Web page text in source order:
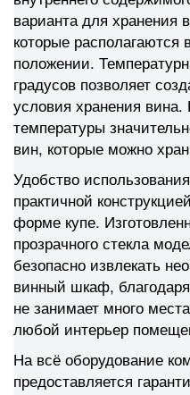
варианта для хранения
которые располагаются
положении.
градусов позволяет
условия хранения
температуры
вин, которые можно
Удобство
практичной
форме купе.
прозрачного стекла
безопасно извлекать
винный шкаф,
не занимает много
любой интерьер
На всё оборудование
предоставляется